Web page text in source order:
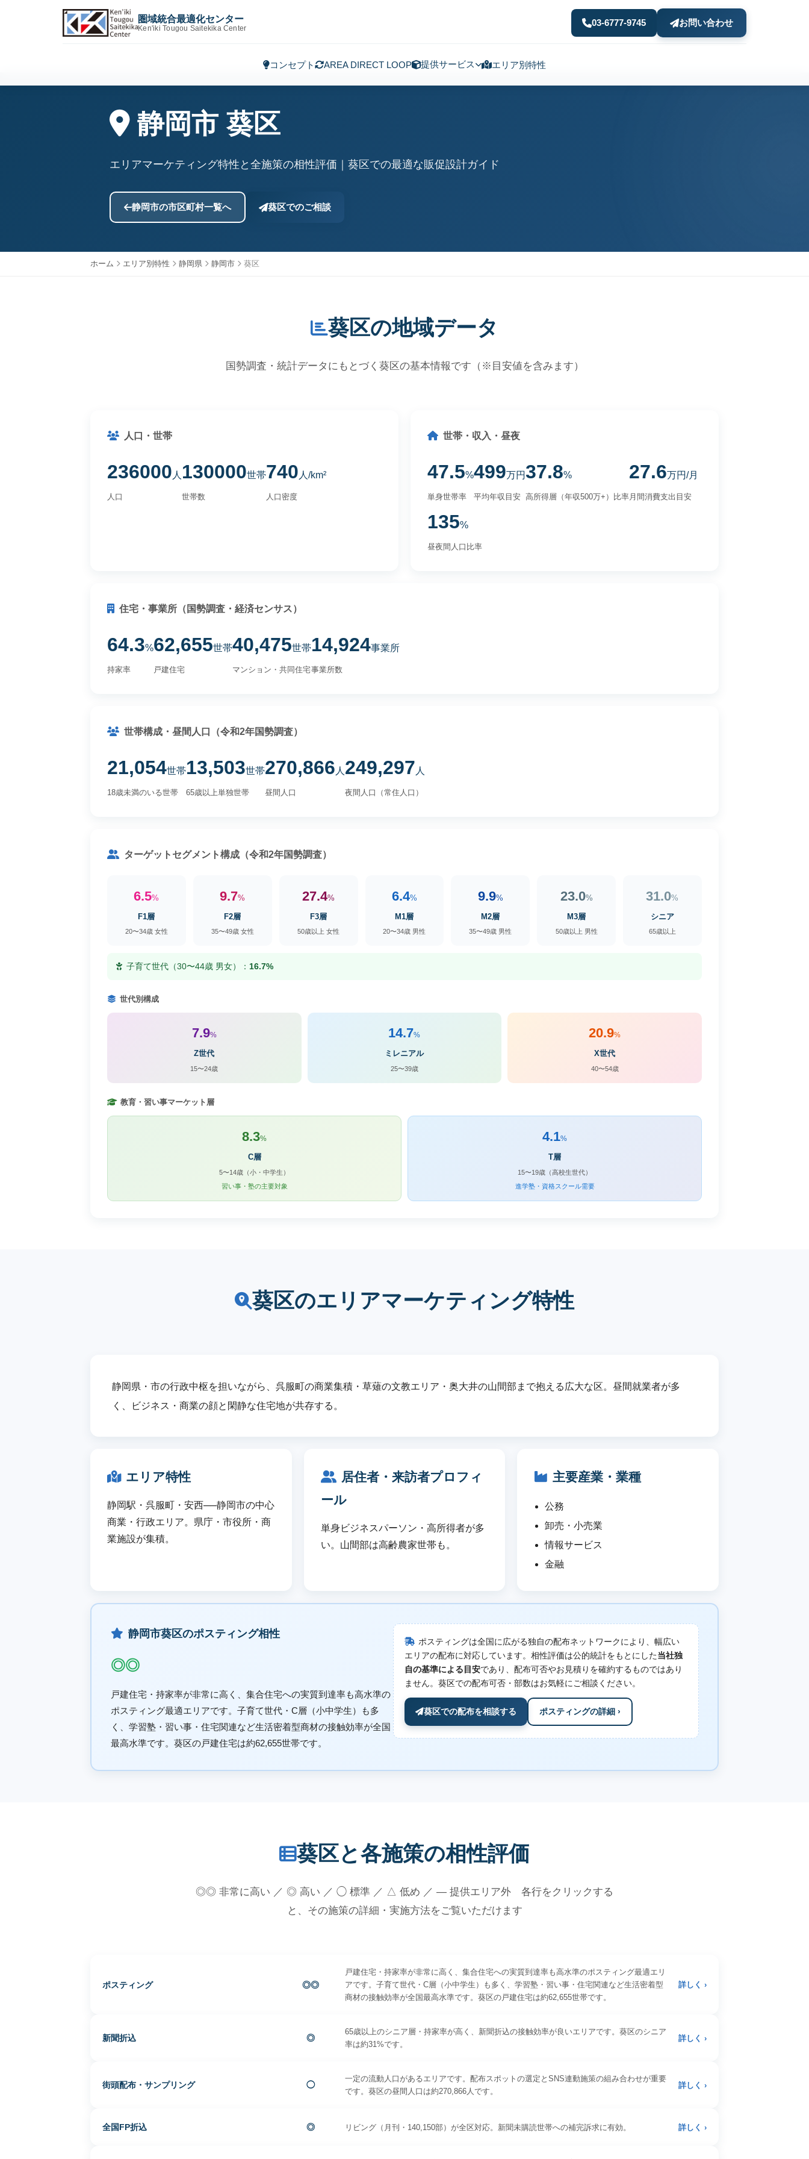
圏域統合最適化センター
Ken'iki Tougou Saitekika Center
03-6777-9745 お問い合わせ
コンセプト AREA DIRECT LOOP 提供サービス エリア別特性
静岡市 葵区
エリアマーケティング特性と全施策の相性評価｜葵区での最適な販促設計ガイド
静岡市の市区町村一覧へ 葵区でのご相談
ホーム エリア別特性 静岡県 静岡市 葵区
葵区の地域データ
国勢調査・統計データにもとづく葵区の基本情報です（※目安値を含みます）
人口・世帯
236000 人
人口
130000世帯
世帯数
740 人/km²
人口密度
世帯・収入・昼夜
47.5%
単身世帯率
499万円
平均年収目安
37.8%
高所得層（年収500万+）比率
27.6万円/月
月間消費支出目安
135%
昼夜間人口比率
住宅・事業所（国勢調査・経済センサス）
64.3%
持家率
62,655世帯
戸建住宅
40,475世帯
マンション・共同住宅
14,924事業所
事業所数
世帯構成・昼間人口（令和2年国勢調査）
21,054世帯
18歳未満のいる世帯
13,503世帯
65歳以上単独世帯
270,866 人
昼間人口
249,297 人
夜間人口（常住人口）
ターゲットセグメント構成（令和2年国勢調査）
6.5%
F1層
20〜34歳 女性
9.7%
F2層
35〜49歳 女性
27.4%
F3層
50歳以上 女性
6.4%
M1層
20〜34歳 男性
9.9%
M2層
35〜49歳 男性
23.0%
M3層
50歳以上 男性
31.0%
シニア
65歳以上
子育て世代（30〜44歳 男女）： 16.7%
世代別構成
7.9%
Z世代
15〜24歳
14.7%
ミレニアル
25〜39歳
20.9%
X世代
40〜54歳
教育・習い事マーケット層
8.3%
C層
5〜14歳（小・中学生）
習い事・塾の主要対象
4.1%
T層
15〜19歳（高校生世代）
進学塾・資格スクール需要
葵区のエリアマーケティング特性
静岡県・市の行政中枢を担いながら、呉服町の商業集積・草薙の文教エリア・奥大井の山間部まで抱える広大な区。昼間就業者が多
く、ビジネス・商業の顔と閑静な住宅地が共存する。
エリア特性
静岡駅・呉服町・安西──静岡市の中心
商業・行政エリア。県庁・市役所・商
業施設が集積。
居住者・来訪者プロフィ
ール
単身ビジネスパーソン・高所得者が多
い。山間部は高齢農家世帯も。
主要産業・業種
公務
卸売・小売業
情報サービス
金融
静岡市葵区のポスティング相性
◎◎
戸建住宅・持家率が非常に高く、集合住宅への実質到達率も高水準の
ポスティング最適エリアです。子育て世代・C層（小中学生）も多
く、学習塾・習い事・住宅関連など生活密着型商材の接触効率が全国
最高水準です。葵区の戸建住宅は約62,655世帯です。
ポスティングは全国に広がる独自の配布ネットワークにより、幅広い
エリアの配布に対応しています。相性評価は公的統計をもとにした当社独
自の基準による目安であり、配布可否やお見積りを確約するものではあり
ません。葵区での配布可否・部数はお気軽にご相談ください。
葵区での配布を相談する ポスティングの詳細 ›
葵区と各施策の相性評価
◎◎ 非常に高い ／ ◎ 高い ／ ◯ 標準 ／ △ 低め ／ — 提供エリア外 各行をクリックする
と、その施策の詳細・実施方法をご覧いただけます
ポスティング ◎◎
戸建住宅・持家率が非常に高く、集合住宅への実質到達率も高水準のポスティング最適エリ
アです。子育て世代・C層（小中学生）も多く、学習塾・習い事・住宅関連など生活密着型
商材の接触効率が全国最高水準です。葵区の戸建住宅は約62,655世帯です。
詳しく ›
新聞折込 ◎
65歳以上のシニア層・持家率が高く、新聞折込の接触効率が良いエリアです。葵区のシニア
率は約31%です。
詳しく ›
街頭配布・サンプリング ◯
一定の流動人口があるエリアです。配布スポットの選定とSNS連動施策の組み合わせが重要
です。葵区の昼間人口は約270,866人です。
詳しく ›
全国FP折込 ◎ リビング（月刊・140,150部）が全区対応。新聞未購読世帯への補完訴求に有効。 詳しく ›